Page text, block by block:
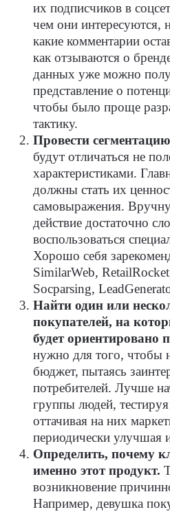
их подписчиков в
чем они интересуются,
какие комментарии
как отзываются о
данных уже можно
представление о
чтобы было проще
тактику.
Провести
будут отличаться не
характеристиками.
должны стать их
самовыражения.
действие достаточно
воспользоваться
Хорошо себя
SimilarWeb,
Socparsing,
Найти один или
покупателей, на
будет ориентировано
нужно для того, чтобы
бюджет, пытаясь
потребителей. Лучше
группы людей,
оттачивая на них
периодически улучшая
Определить, почему
именно этот продукт.
возникновение
Например, девушка